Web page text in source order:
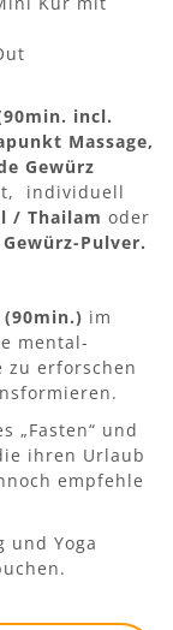
incl.
Massage,
Gewürz
individuell
/ Thailam oder
Gewürz-Pulver.
(90min.) im
mental-
zu erforschen
„Fasten“ und
ihren Urlaub
empfehle
und Yoga